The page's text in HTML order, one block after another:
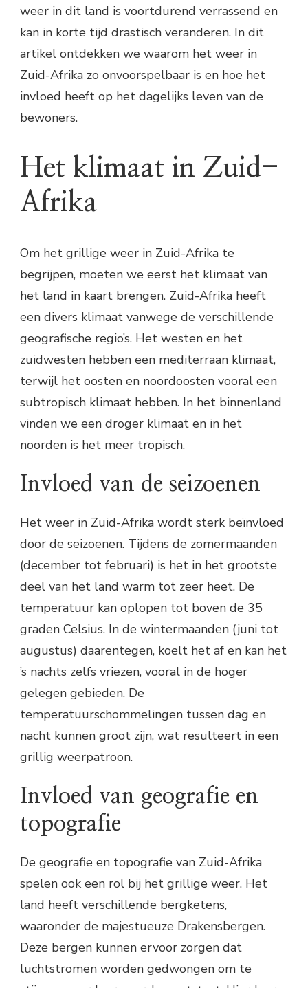
weer in dit land is voortdurend verrassend en
kan in korte tijd drastisch veranderen. In dit
artikel ontdekken we waarom het weer in
Zuid-Afrika zo onvoorspelbaar is en hoe het
invloed heeft op het dagelijks leven van de
bewoners.
Het klimaat in Zuid-
Afrika
Om het grillige weer in Zuid-Afrika te
begrijpen, moeten we eerst het klimaat van
het land in kaart brengen. Zuid-Afrika heeft
een divers klimaat vanwege de verschillende
geografische regio’s. Het westen en het
zuidwesten hebben een mediterraan klimaat,
terwijl het oosten en noordoosten vooral een
subtropisch klimaat hebben. In het binnenland
vinden we een droger klimaat en in het
noorden is het meer tropisch.
Invloed van de seizoenen
Het weer in Zuid-Afrika wordt sterk beïnvloed
door de seizoenen. Tijdens de zomermaanden
(december tot februari) is het in het grootste
deel van het land warm tot zeer heet. De
temperatuur kan oplopen tot boven de 35
graden Celsius. In de wintermaanden (juni tot
augustus) daarentegen, koelt het af en kan het
’s nachts zelfs vriezen, vooral in de hoger
gelegen gebieden. De
temperatuurschommelingen tussen dag en
nacht kunnen groot zijn, wat resulteert in een
grillig weerpatroon.
Invloed van geografie en
topografie
De geografie en topografie van Zuid-Afrika
spelen ook een rol bij het grillige weer. Het
land heeft verschillende bergketens,
waaronder de majestueuze Drakensbergen.
Deze bergen kunnen ervoor zorgen dat
luchtstromen worden gedwongen om te